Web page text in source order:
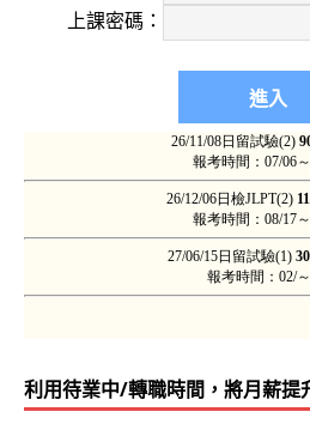
上課密碼：
利用待業中/轉職時間，將月薪提